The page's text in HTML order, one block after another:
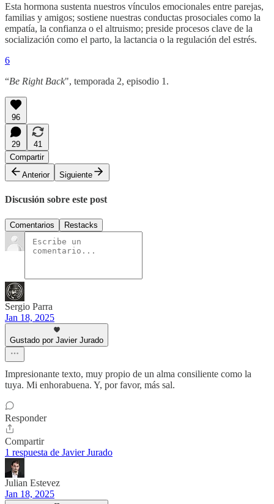
Esta hormona sustenta nuestros vínculos emocionales entre parejas,
familias y amigos; sostiene nuestras conductas prosociales como la
empatía, la confianza o el altruismo; preside procesos clave de la
socialización como el parto, la lactancia o la regulación del estrés.
6
“Be Right Back", temporada 2, episodio 1.
96
29
41
Compartir
Anterior
Siguiente
Discusión sobre este post
Comentarios Restacks
Sergio Parra
Jan 18, 2025
Gustado por Javier Jurado
Impresionante texto, muy propio de un alma consiliente como la
tuya. Mi enhorabuena. Y, por favor, más sal.
Responder
Compartir
1 respuesta de Javier Jurado
Julian Estevez
Jan 18, 2025